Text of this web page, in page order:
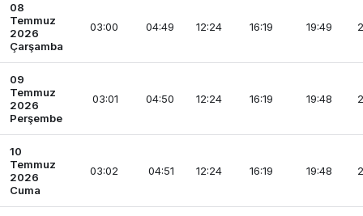
08
Temmuz
2026
Çarşamba
03:00 04:49 12:24 16:19 19:49
09
Temmuz
2026
Perşembe
03:01 04:50 12:24 16:19 19:48
10
Temmuz
2026
Cuma
03:02 04:51 12:24 16:19 19:48